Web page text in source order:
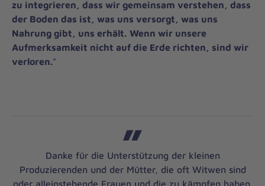
zu integrieren, dass wir gemeinsam verstehen, dass
der Boden das ist, was uns versorgt, was uns
Nahrung gibt, uns erhält. Wenn wir unsere
Aufmerksamkeit nicht auf die Erde richten, sind wir
verloren.”
Danke für die Unterstützung der kleinen
Produzierenden und der Mütter, die oft Witwen sind
oder alleinstehende Frauen und die zu kämpfen haben.